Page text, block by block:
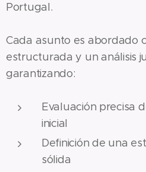
Portugal.
Cada asunto es abordado
estructurada y un análisis
garantizando:
Evaluación precisa
inicial
Definición de una
sólida